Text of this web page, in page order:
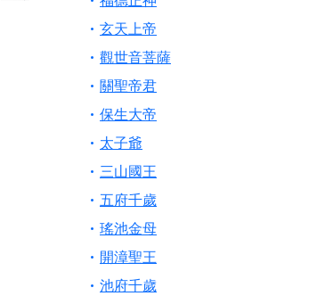
【桃園龜山 慈恩宮】瑤池金母聖誕
【桃園龜山 慈恩宮】丙午年慶讚中
【新北八里 紫德宮】丙午年中元普
【台北北投金虎爺會】父親節陪爸爸
【新北八里 紫德宮】父親節奉茶感
【桃園新屋 深圳玄天宮】農曆七月
【桃園新屋 深圳玄天宮】七娘媽聖
【桃園慈善宮(天公廟)】虎爺元帥 開
歡迎友廟長官、小編加入我們LINE官
歡迎信眾分享您前往廟宇的參拜體驗
玄天上帝
觀世音菩薩
關聖帝君
保生大帝
太子爺
三山國王
五府千歲
瑤池金母
開漳聖王
池府千歲